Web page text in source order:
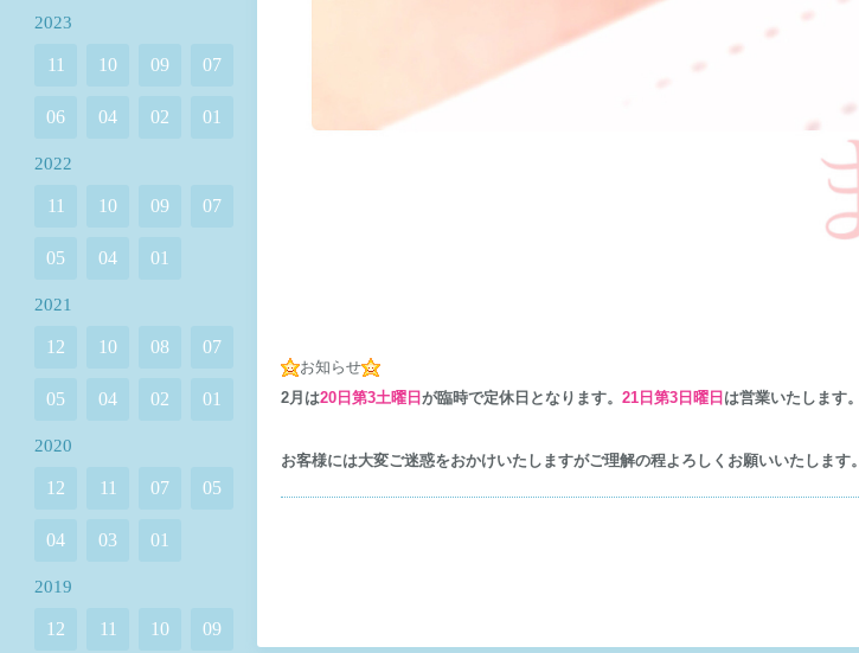
お知らせ
2月は20日第3土曜日 が臨時で定休日となります。 21日第3日曜日 は営業いたします。
お客様には大変ご迷惑をおかけいたしますがご理解の程よろしくお願いいたします。
2023
11 10 09 07
06 04 02 01
2022
11 10 09 07
05 04 01
2021
12 10 08 07
05 04 02 01
2020
12 11 07 05
04 03 01
2019
12 11 10 09